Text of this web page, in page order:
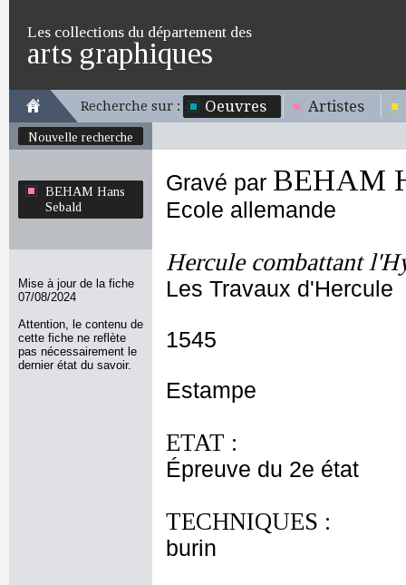
Les collections du département des
arts graphiques
Recherche sur : Oeuvres Artistes
Nouvelle recherche
BEHAM Hans
Sebald
Mise à jour de la fiche
07/08/2024
Attention, le contenu de
cette fiche ne reflète
pas nécessairement le
dernier état du savoir.
Gravé par BEHAM
Ecole allemande
Hercule combattant
Les Travaux d'Hercule
1545
Estampe
ETAT :
Épreuve du 2e état
TECHNIQUES :
burin